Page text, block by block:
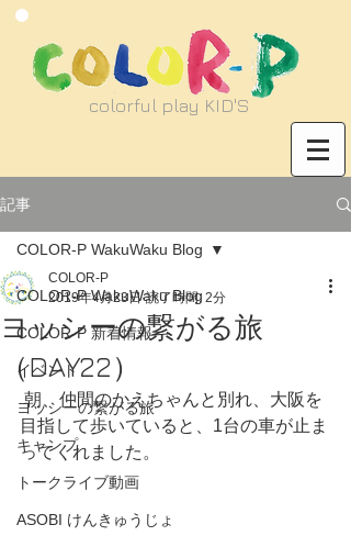
​colorful play KID'S
記事
COLOR-P WakuWaku Blog
COLOR-P 新着情報
イベント
ヨッシーの繋がる旅
キャンプ
トークライブ動画
ASOBI けんきゅうじょ
COLOR-P WakuWaku Blog
ヨッシーの繋がる旅
（DAY22）
COLOR-P
2019年4月23日 読了時間: 2分
朝、仲間のかえちゃんと別れ、大阪を
目指して歩いていると、1台の車が止ま
ってくれました。